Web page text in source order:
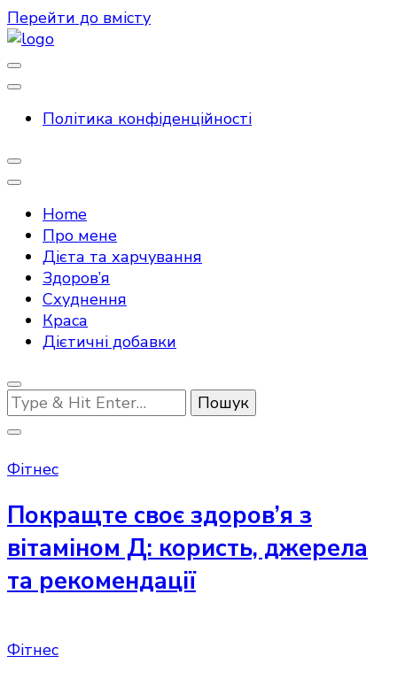
Перейти до вмісту
FITenerho
Політика конфіденційності
Home
Про мене
Дієта та харчування
Здоров’я
Схуднення
Краса
Дієтичні добавки
Шукаєте
щось?
Фітнес
Покращте своє здоров’я з
вітаміном Д: користь, джерела
та рекомендації
Фітнес